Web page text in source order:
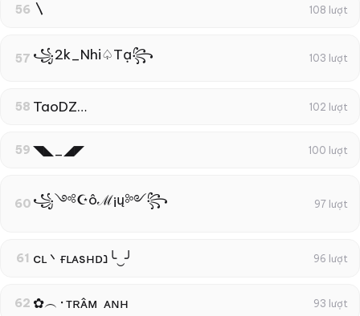
56 〵 108 lượt
57 ꧁2k_Nhi♤Tạ꧂ 103 lượt
58 TaoDZ… 102 lượt
59 ◥◣_◢◤ 100 lượt
60 ꧁༺☪ôℳ¡ų༻꧂ 97 lượt
61 cʟ丶ғʟᴀsнᴅנ╰‿╯ 96 lượt
62 ✿︵‎᛫ᴛʀᴀ̂ᴍ ‎ ᴀɴʜ 93 lượt